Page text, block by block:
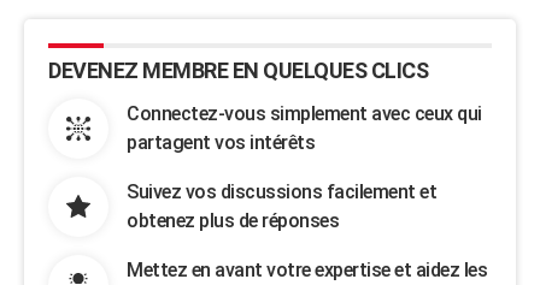
DEVENEZ MEMBRE EN QUELQUES CLICS
Connectez-vous simplement avec ceux qui
partagent vos intérêts
Suivez vos discussions facilement et
obtenez plus de réponses
Mettez en avant votre expertise et aidez les